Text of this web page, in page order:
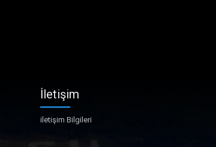
İletişim
iletişim Bilgileri